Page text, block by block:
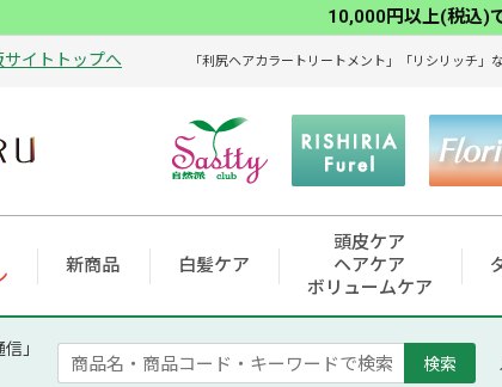
10,000円以上(税込)
サイトトップへ 「利尻ヘアカラートリートメント」「リシリッチ
新商品 白髪ケア
頭皮ケア
ヘアケア
ボリュームケア
」
検索